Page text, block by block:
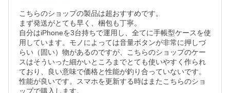
こちらのショップの製品は超おすすめです。
まず発送がとても早く、梱包も丁寧。
自分はiPhoneを3台持ちで運用し、全てに手帳型ケースを使
用しています。モノによっては音量ボタンが非常に押しづ
らい（固い）物があるのですが、こちらのショップのケー
スはそういった細かいところまでとても使いやすく作られ
ており、良い意味で価格と性能が釣り合っていないです。
性能が良いです。スマホを更新する時はまたこちらのショ
ップで購入します。